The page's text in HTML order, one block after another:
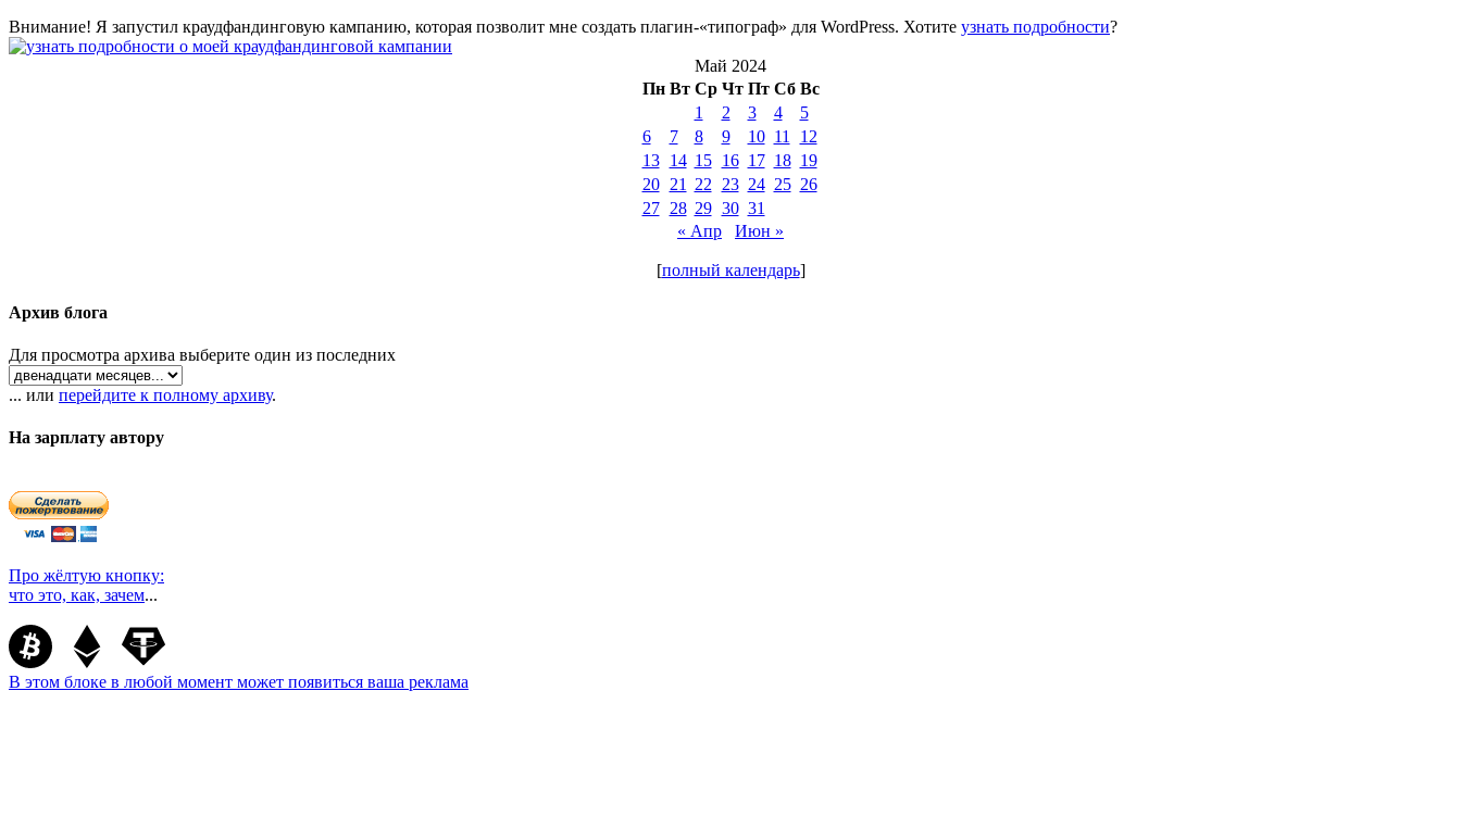
Внимание! Я запустил краудфандинговую кампанию, которая позволит мне создать плагин-«типограф» для WordPress. Хотите узнать подробности?
Май 2024
Пн Вт Ср Чт Пт Сб Вс
1
2 3 4
5
6
7 8 9 10 11
12
13
14 15 16 17 18 19
20
21 22 23 24 25 26
27
28 29 30 31
« Апр
Июн »
[полный календарь]
Архив блога
Для просмотра архива выберите один из последних
... или перейдите к полному архиву.
На зарплату автору
Про жёлтую кнопку:
что это, как, зачем...
В этом блоке в любой момент может появиться ваша реклама